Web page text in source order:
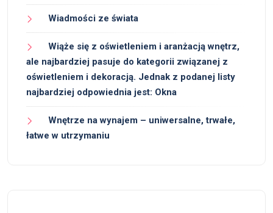
Wiadmości ze świata
Wiąże się z oświetleniem i aranżacją wnętrz,
ale najbardziej pasuje do kategorii związanej z
oświetleniem i dekoracją. Jednak z podanej listy
najbardziej odpowiednia jest: Okna
Wnętrze na wynajem – uniwersalne, trwałe,
łatwe w utrzymaniu